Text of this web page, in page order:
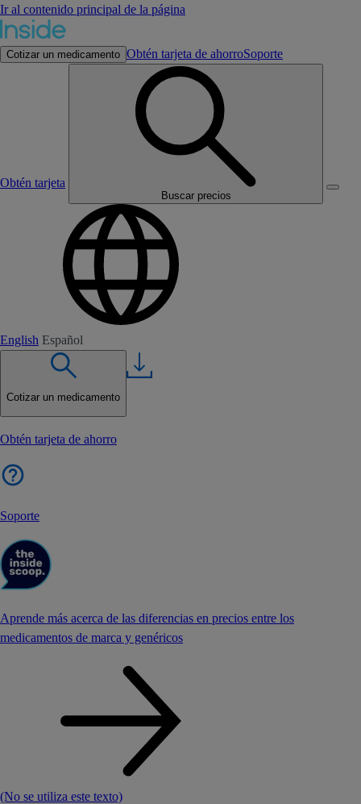
Ir al contenido principal de la página
Cotizar un medicamento Obtén tarjeta de ahorroSoporte
Obtén tarjeta
Buscar precios
English Español
Cotizar un medicamento
Obtén tarjeta de ahorro
Soporte
Aprende más acerca de las diferencias en precios entre los
medicamentos de marca y genéricos
(No se utiliza este texto)